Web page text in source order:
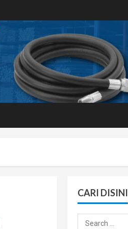
CARI DISINI
Search